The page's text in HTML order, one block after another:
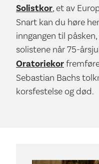
Solistkor, et av
Snart kan du høre
inngangen til
solistene når 75-
Oratoriekor
Sebastian Bachs
korsfestelse og død.